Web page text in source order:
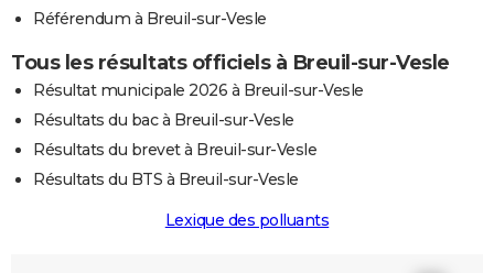
Référendum à Breuil-sur-Vesle
Tous les résultats officiels à Breuil-sur-Vesle
Résultat municipale 2026 à Breuil-sur-Vesle
Résultats du bac à Breuil-sur-Vesle
Résultats du brevet à Breuil-sur-Vesle
Résultats du BTS à Breuil-sur-Vesle
Lexique des polluants